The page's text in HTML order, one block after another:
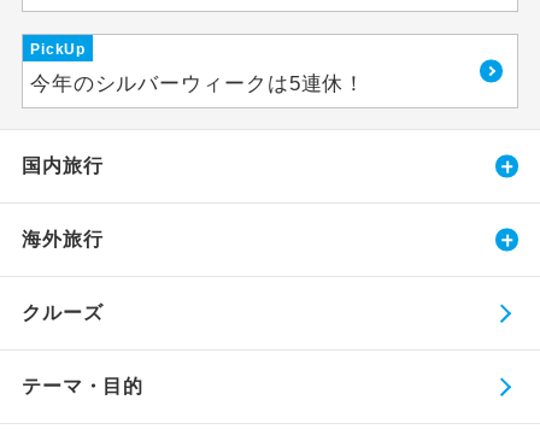
PickUp
今年のシルバーウィークは5連休！
国内旅行
海外旅行
クルーズ
テーマ・目的